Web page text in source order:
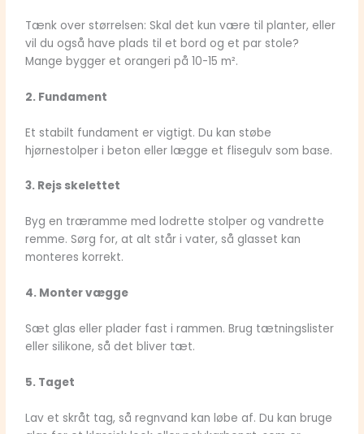
Tænk over størrelsen: Skal det kun være til planter, eller
vil du også have plads til et bord og et par stole?
Mange bygger et orangeri på 10-15 m².
2. Fundament
Et stabilt fundament er vigtigt. Du kan støbe
hjørnestolper i beton eller lægge et flisegulv som base.
3. Rejs skelettet
Byg en træramme med lodrette stolper og vandrette
remme. Sørg for, at alt står i vater, så glasset kan
monteres korrekt.
4. Monter vægge
Sæt glas eller plader fast i rammen. Brug tætningslister
eller silikone, så det bliver tæt.
5. Taget
Lav et skråt tag, så regnvand kan løbe af. Du kan bruge